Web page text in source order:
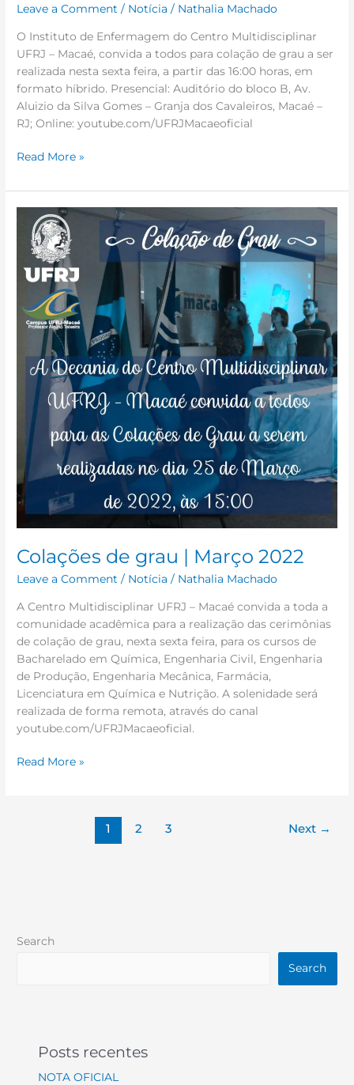
Leave a Comment / Notícia / Nathalia Machado
O Instituto de Enfermagem do Centro Multidisciplinar
UFRJ – Macaé, convida a todos para colação de grau a ser
realizada nesta sexta feira, a partir das 16:00 horas, em
formato híbrido. Presencial: Auditório do bloco B, Av.
Aluizio da Silva Gomes – Granja dos Cavaleiros, Macaé –
RJ; Online: youtube.com/UFRJMacaeoficial
Read More »
Colações de grau | Março 2022
Leave a Comment / Notícia / Nathalia Machado
A Centro Multidisciplinar UFRJ – Macaé convida a toda a
comunidade acadêmica para a realização das cerimônias
de colação de grau, nexta sexta feira, para os cursos de
Bacharelado em Química, Engenharia Civil, Engenharia
de Produção, Engenharia Mecânica, Farmácia,
Licenciatura em Química e Nutrição. A solenidade será
realizada de forma remota, através do canal
youtube.com/UFRJMacaeoficial.
Colações
grau
Março
2022
Read More »
1 2 3 Next →
Search
Search
Posts recentes
NOTA OFICIAL